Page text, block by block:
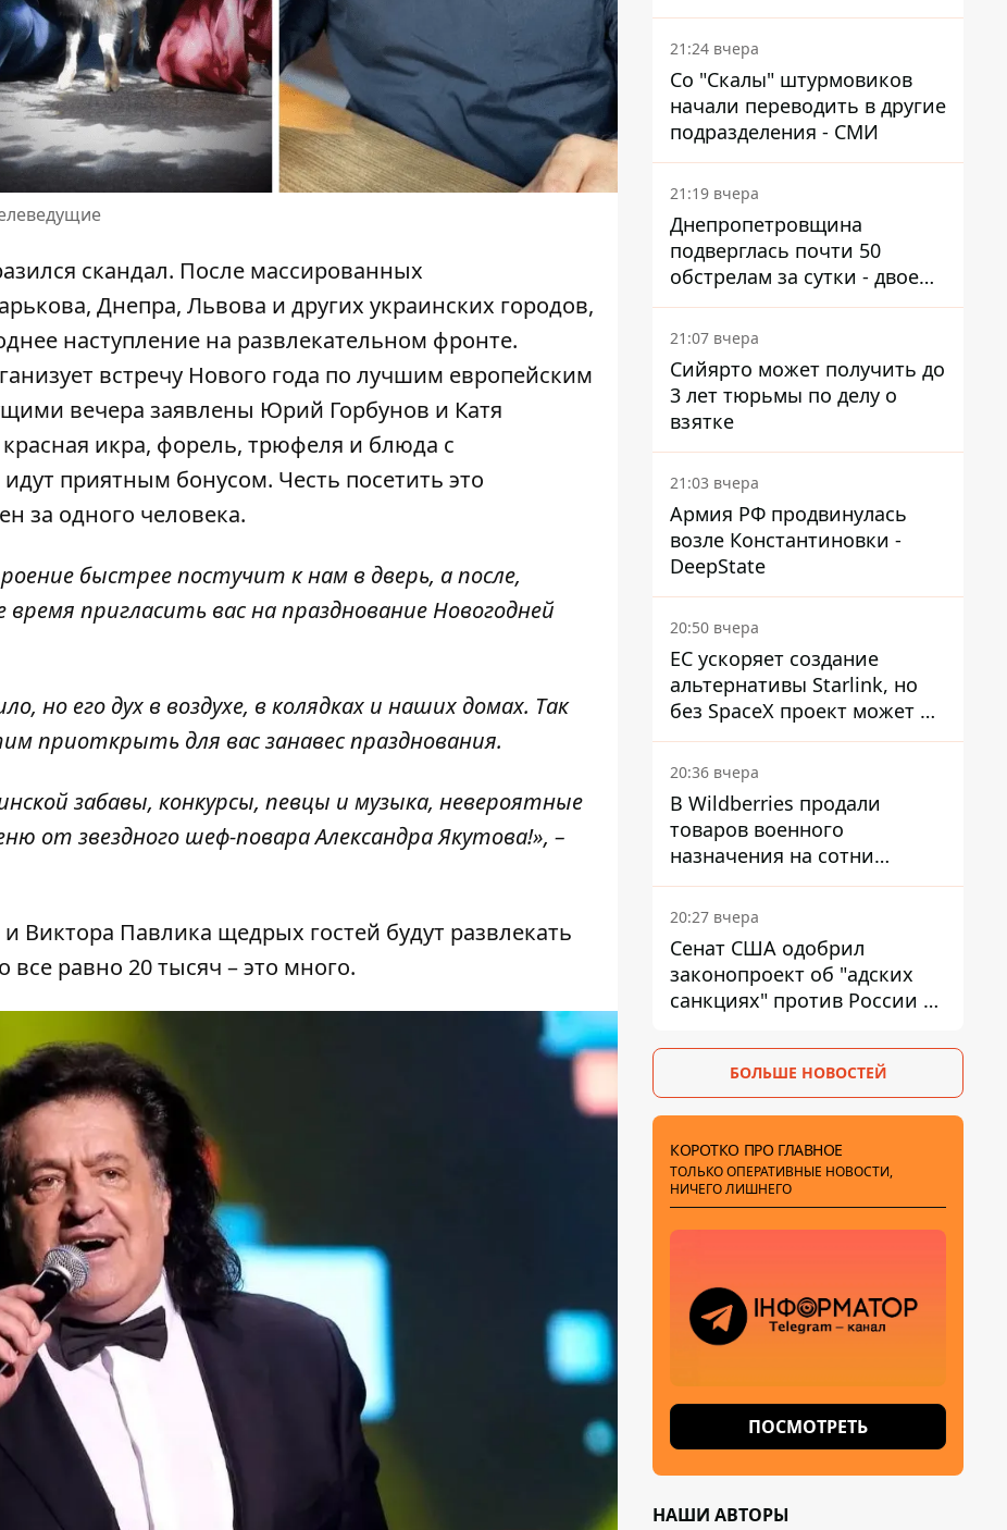
скандал. После массированных
Днепра, Львова и других украинских городов,
наступление на развлекательном фронте.
встречу Нового года по лучшим европейским
вечера заявлены Юрий Горбунов и Катя
икра, форель, трюфеля и блюда с
приятным бонусом. Честь посетить это
за одного человека.
быстрее постучит к нам в дверь, а после,
пригласить вас на празднование Новогодней
но его дух в воздухе, в колядках и наших домах. Так
приоткрыть для вас занавес празднования.
забавы, конкурсы, певцы и музыка, невероятные
от звездного шеф-повара Александра Якутова!», –
и Виктора Павлика щедрых гостей будут развлекать
все равно 20 тысяч – это много.
км от Украины
21:24 вчера
Со "Скалы" штурмовиков
начали переводить в другие
подразделения - СМИ
21:19 вчера
Днепропетровщина
подверглась почти 50
обстрелам за сутки - двое
погибших, шесть
пострадавших
21:07 вчера
Сийярто может получить до
3 лет тюрьмы по делу о
взятке
21:03 вчера
Армия РФ продвинулась
возле Константиновки -
DeepState
20:50 вчера
ЕС ускоряет создание
альтернативы Starlink, но
без SpaceX проект может не
обойтись
20:36 вчера
В Wildberries продали
товаров военного
назначения на сотни
миллионов, но удары ВСУ
изменили ситуацию
20:27 вчера
Сенат США одобрил
законопроект об "адских
санкциях" против России и
БОЛЬШЕ НОВОСТЕЙ
КОРОТКО ПРО ГЛАВНОЕ
ТОЛЬКО ОПЕРАТИВНЫЕ НОВОСТИ,
НИЧЕГО ЛИШНЕГО
ПОСМОТРЕТЬ
НАШИ АВТОРЫ